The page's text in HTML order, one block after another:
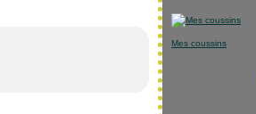
Mes coussins